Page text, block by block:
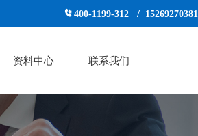
400-1199-312 / 15269270381
资料中心 联系我们